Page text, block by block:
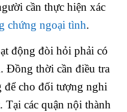
cần thực hiện xác
chứng ngoại tình.
động đòi hỏi phải có
Đồng thời cần điều tra
để cho đối tượng nghi
Tại các quận nội thành